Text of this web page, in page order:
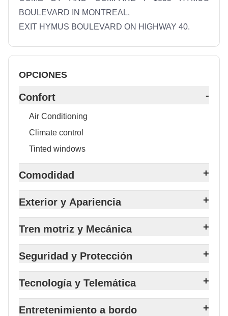
BOULEVARD IN MONTREAL,
OPCIONES
Confort -
Air Conditioning
Climate control
Tinted windows
Comodidad +
Exterior y Apariencia +
Tren motriz y Mecánica +
Seguridad y Protección +
Tecnología y Telemática +
Entretenimiento a bordo +